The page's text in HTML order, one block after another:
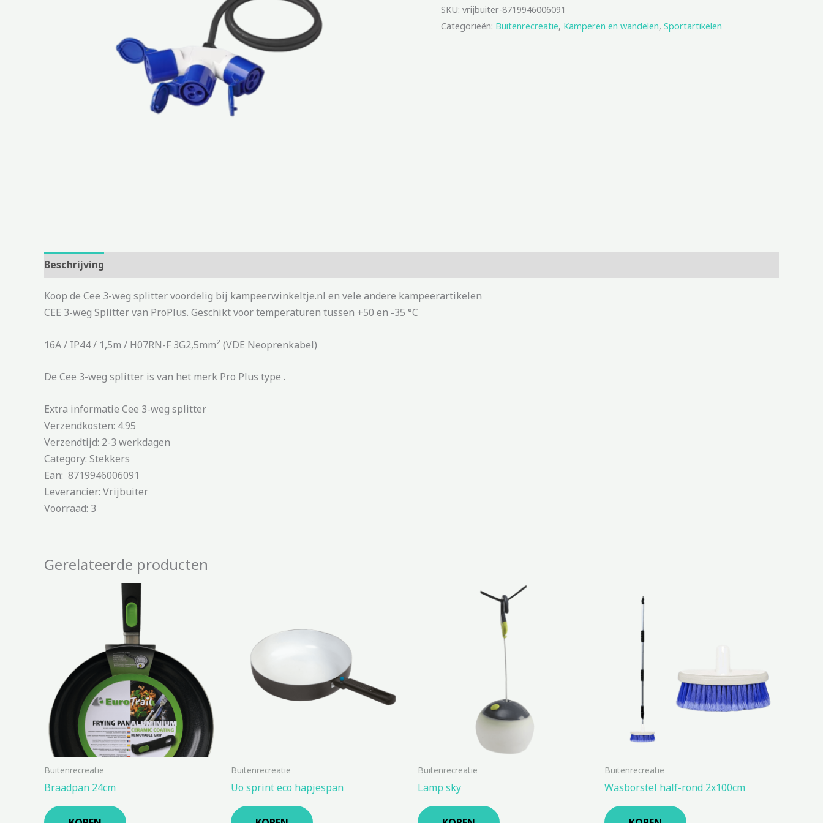
SKU: vrijbuiter-8719946006091
Categorieën: Buitenrecreatie, Kamperen en wandelen, Sportartikelen
Beschrijving
Koop de Cee 3-weg splitter voordelig bij kampeerwinkeltje.nl en vele andere kampeerartikelen
CEE 3-weg Splitter van ProPlus. Geschikt voor temperaturen tussen +50 en -35 °C
16A / IP44 / 1,5m / H07RN-F 3G2,5mm² (VDE Neoprenkabel)
De Cee 3-weg splitter is van het merk Pro Plus type .
Extra informatie Cee 3-weg splitter
Verzendkosten: 4.95
Verzendtijd: 2-3 werkdagen
Category: Stekkers
Ean: 8719946006091
Leverancier: Vrijbuiter
Voorraad: 3
Gerelateerde producten
Buitenrecreatie
Braadpan 24cm
Buitenrecreatie
Uo sprint eco hapjespan
Buitenrecreatie
Lamp sky
Buitenrecreatie
Wasborstel half-rond 2x100cm